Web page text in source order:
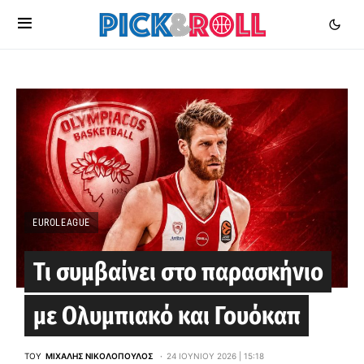
EUROLEAGUE
Τι συμβαίνει στο παρασκήνιο
με Ολυμπιακό και Γουόκαπ
ΤΟΥ ΜΙΧΆΛΗΣ ΝΙΚΟΛΌΠΟΥΛΟΣ 24 ΙΟΥΝΊΟΥ 2026 | 15:18